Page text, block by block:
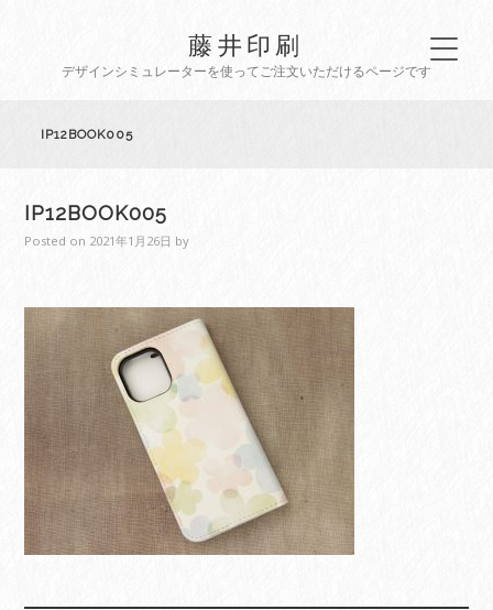
藤井印刷
デザインシミュレーターを使ってご注文いただけるページです
IP12BOOK005
IP12BOOK005
Posted on 2021年1月26日 by